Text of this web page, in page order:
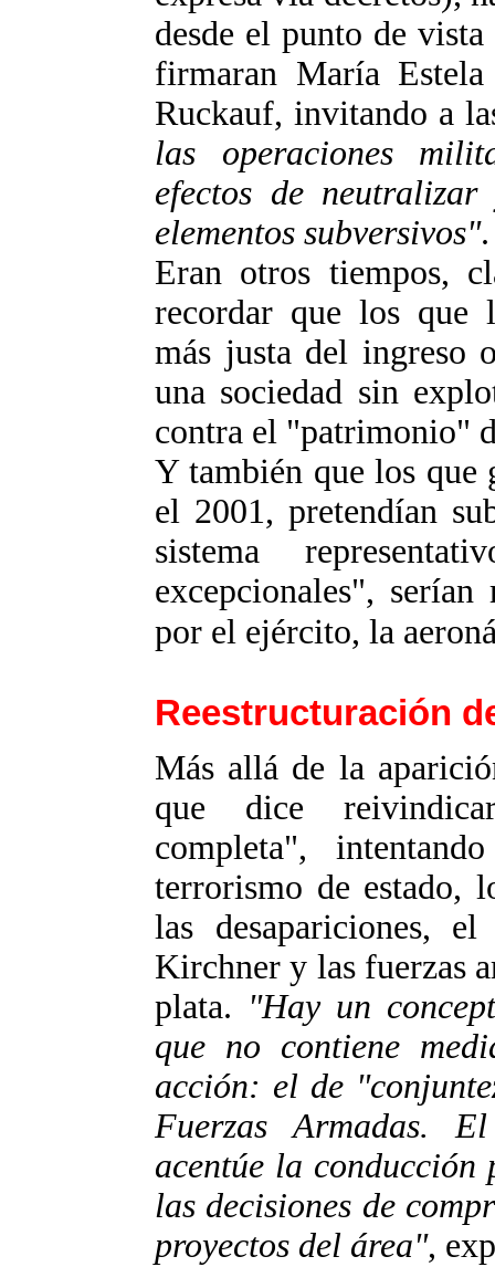
desde el punto de
firmaran María
Ruckauf, invitando a
las operaciones
efectos de
elementos subversivos".
Eran otros tiempos,
recordar que los que
más justa del ingreso
una sociedad sin
contra el "patrimonio"
Y también que los que
el 2001, pretendían
sistema
excepcionales", serían
por el ejército, la
Reestructuración
Más allá de la
que dice
completa",
terrorismo de estado,
las desapariciones,
Kirchner y las fuerzas
plata. "Hay un
que no contiene
acción: el de
Fuerzas Armadas.
acentúe la
las decisiones de
proyectos del área",